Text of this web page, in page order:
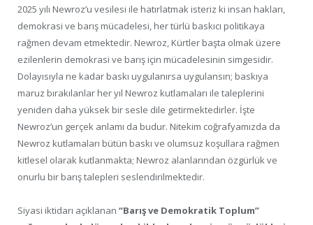
2025 yılı Newroz’u vesilesi ile hatırlatmak isteriz ki insan hakları,
demokrasi ve barış mücadelesi, her türlü baskıcı politikaya
rağmen devam etmektedir. Newroz, Kürtler başta olmak üzere
ezilenlerin demokrasi ve barış için mücadelesinin simgesidir.
Dolayısıyla ne kadar baskı uygulanırsa uygulansın; baskıya
maruz bırakılanlar her yıl Newroz kutlamaları ile taleplerini
yeniden daha yüksek bir sesle dile getirmektedirler. İşte
Newroz’un gerçek anlamı da budur. Nitekim coğrafyamızda da
Newroz kutlamaları bütün baskı ve olumsuz koşullara rağmen
kitlesel olarak kutlanmakta; Newroz alanlarından özgürlük ve
onurlu bir barış talepleri seslendirilmektedir.
Siyasi iktidarı açıklanan “Barış ve Demokratik Toplum”